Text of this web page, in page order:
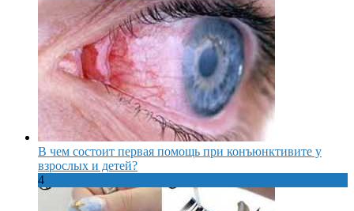
В чем состоит первая помощь при конъюнктивите у
взрослых и детей?
4